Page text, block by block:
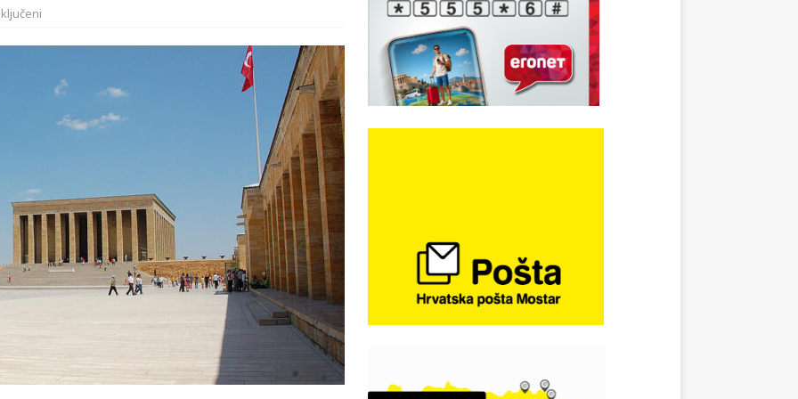
Vozači satima čekaju, dok se drugi ubacuju sa strane
VIJESTI
29. srpnja 2018, preminuo je glazbeni genij Oliver Dragojević
o Oluji: Hrvati imaju što slaviti, dobili su ono što im povijesno